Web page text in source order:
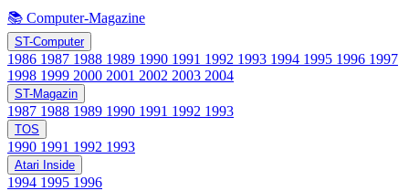
📚 Computer-Magazine
ST-Computer
1986 1987 1988 1989 1990 1991 1992 1993 1994 1995 1996 1997
1998 1999 2000 2001 2002 2003 2004
ST-Magazin
1987 1988 1989 1990 1991 1992 1993
TOS
1990 1991 1992 1993
Atari Inside
1994 1995 1996